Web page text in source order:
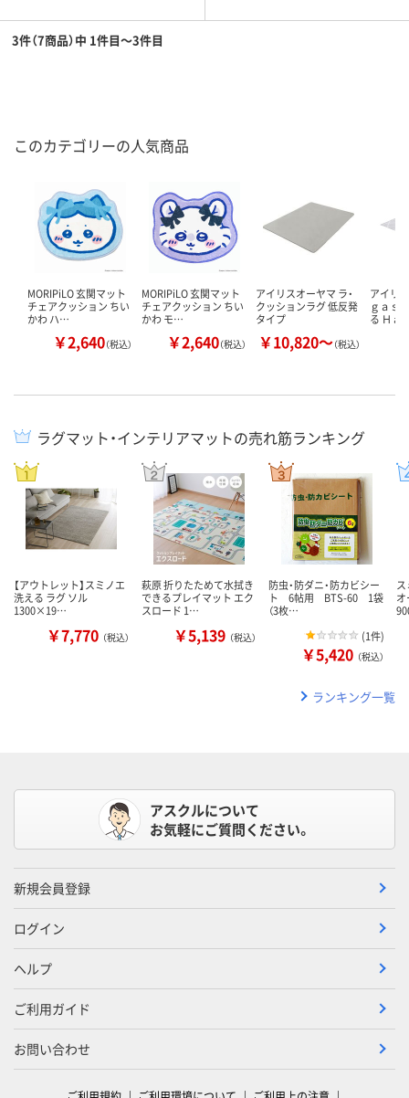
3件（7商品）中 1件目～3件目
このカテゴリーの人気商品
MORIPiLO 玄関マット
チェアクッション ちい
かわ ハ…
￥2,640（税込）
MORIPiLO 玄関マット
チェアクッション ちい
かわ モ…
￥2,640（税込）
アイリスオーヤマ ラ・
クッションラグ 低反発
タイプ
￥10,820～（税込）
アイリ
ｇａｓ
る Ｈａ
ラグマット・インテリアマットの売れ筋ランキング
【アウトレット】スミノエ
洗える ラグ ソル
1300×19…
￥7,770 （税込）
萩原 折りたためて水拭き
できるプレイマット エク
スロード 1…
￥5,139 （税込）
防虫・防ダニ・防カビシー
ト 6帖用 BTS-60 1袋
（3枚…
(1件)
￥5,420 （税込）
ランキング一覧
アスクルについて
お気軽にご質問ください。
新規会員登録
ログイン
ヘルプ
ご利用ガイド
お問い合わせ